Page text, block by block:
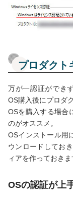
プロダクト
万が一認証ができ
OS購入後にプロダ
OSを購入する場合
のがオススメ。
OSインストール用
ウンロードしてお
ィアを作っておきま
OSの認証が上